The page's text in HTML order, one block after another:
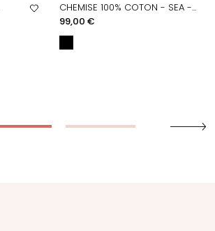
CHEMISE 100% COTON - SEA -...
Prix
99,00 €